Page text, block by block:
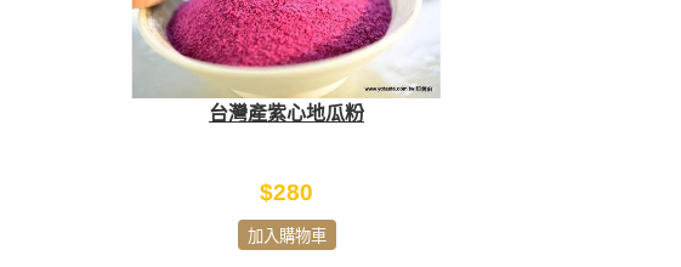
台灣產紫心地瓜粉
$280
加入購物車